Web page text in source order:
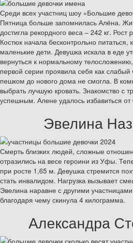
Среди всех участниц шоу «Большие
Пятница больше запомнилась Алёна.
достигла рекордного веса – 242 кг.
Костюк начала бесконтрольно питаться,
маленькие дети. Девушка искала в еде
вернуться к нормальному
первой серии проявила себя как слабый
пешком до нового дома не смогла. В
выбрать лучшую кровать. Знакомство с
успешным. Алене удалось избавиться
Эвелина
Смерть близких людей, сложные
отразились на весе героини из Уфы.
при росте 1,65 м. Девушка стремится
стать инвалидом. Нагрузка вызывает
Эвелина наравне с другими
благодаря чему скинула 4 килограмма.
Александра